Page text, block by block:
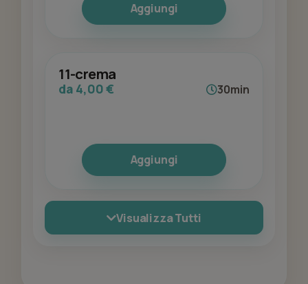
Aggiungi
11-crema
da 4,00 € 30min
Aggiungi
Visualizza Tutti